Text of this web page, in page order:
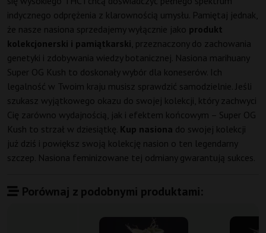
indycznego odprężenia z klarownością umysłu. Pamiętaj jednak,
że nasze nasiona sprzedajemy wyłącznie jako produkt
kolekcjonerski i pamiątkarski , przeznaczony do zachowania
genetyki i zdobywania wiedzy botanicznej. Nasiona marihuany
Super OG Kush to doskonały wybór dla koneserów. Ich
legalność w Twoim kraju musisz sprawdzić samodzielnie. Jeśli
szukasz wyjątkowego okazu do swojej kolekcji, który zachwyci
Cię zarówno wydajnością, jak i efektem końcowym – Super OG
Kush to strzał w dziesiątkę. Kup nasiona do swojej kolekcji
już dziś i powiększ swoją kolekcję nasion o ten legendarny
szczep. Nasiona feminizowane tej odmiany gwarantują sukces.
Porównaj z podobnymi produktami: